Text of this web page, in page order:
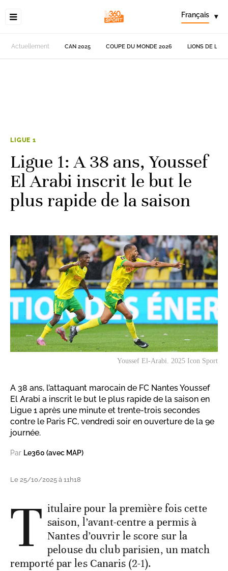
Français ▾
Actuellement CAN 2025 COUPE DU MONDE 2026 LIONS DE
LIGUE 1
Ligue 1: A 38 ans, Youssef
El Arabi inscrit le but le
plus rapide de la saison
Youssef El-Arabi. 2025 Icon Sport
A 38 ans, l’attaquant marocain de FC Nantes Youssef
El Arabi a inscrit le but le plus rapide de la saison en
Ligue 1 après une minute et trente-trois secondes
contre le Paris FC, vendredi soir en ouverture de la 9e
journée.
Par Le360 (avec MAP)
Le 25/10/2025 à 11h18
T itulaire pour la première fois cette
saison, l’avant-centre a permis à
Nantes d’ouvrir le score sur la
pelouse du club parisien, un match
remporté par les Canaris (2-1).